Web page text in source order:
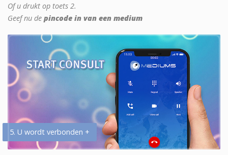
Of u drukt op toets 2.
Geef nu de pincode in van een medium
5. U wordt verbonden +